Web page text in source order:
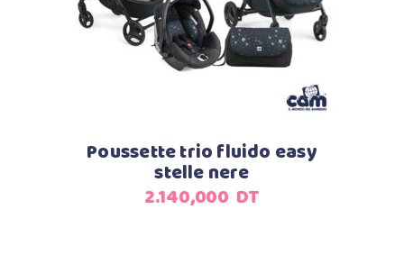
Poussette trio fluido easy
stelle nere
2.140,000 DT